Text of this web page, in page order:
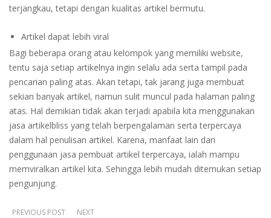
terjangkau, tetapi dengan kualitas artikel bermutu.
Artikel dapat lebih viral
Bagi beberapa orang atau kelompok yang memiliki website,
tentu saja setiap artikelnya ingin selalu ada serta tampil pada
pencarian paling atas. Akan tetapi, tak jarang juga membuat
sekian banyak artikel, namun sulit muncul pada halaman paling
atas. Hal demikian tidak akan terjadi apabila kita menggunakan
jasa artikelbliss yang telah berpengalaman serta terpercaya
dalam hal penulisan artikel. Karena, manfaat lain dari
penggunaan jasa pembuat artikel terpercaya, ialah mampu
memviralkan artikel kita. Sehingga lebih mudah ditemukan setiap
pengunjung.
PREVIOUS POST NEXT